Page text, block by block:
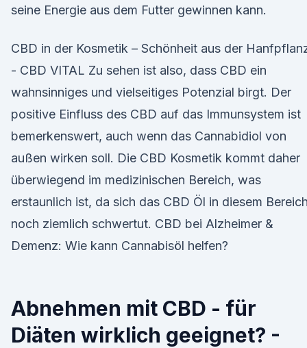
seine Energie aus dem Futter gewinnen kann.
CBD in der Kosmetik – Schönheit aus der
- CBD VITAL Zu sehen ist also, dass CBD ein
wahnsinniges und vielseitiges Potenzial birgt. Der
positive Einfluss des CBD auf das Immunsystem ist
bemerkenswert, auch wenn das Cannabidiol von
außen wirken soll. Die CBD Kosmetik kommt daher
überwiegend im medizinischen Bereich, was
erstaunlich ist, da sich das CBD Öl in diesem
noch ziemlich schwertut. CBD bei Alzheimer &
Demenz: Wie kann Cannabisöl helfen?
Abnehmen mit CBD - für
Diäten wirklich geeignet? -